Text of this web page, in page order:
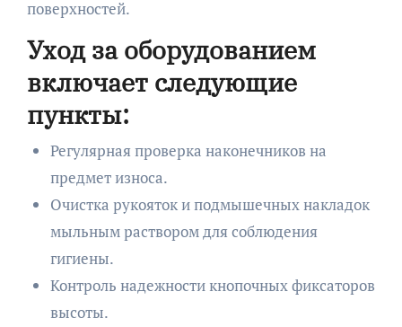
поверхностей.
Уход за оборудованием
включает следующие
пункты:
Регулярная проверка наконечников на
предмет износа.
Очистка рукояток и подмышечных накладок
мыльным раствором для соблюдения
гигиены.
Контроль надежности кнопочных фиксаторов
высоты.